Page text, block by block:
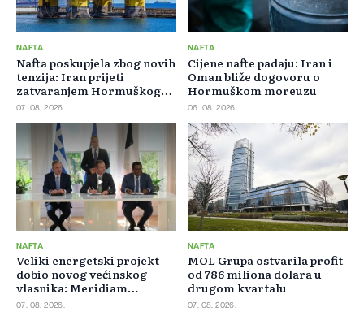
NAFTA
Nafta poskupjela zbog novih
tenzija: Iran prijeti
zatvaranjem Hormuškog
moreuza
07. 08. 2026.
NAFTA
Cijene nafte padaju: Iran i
Oman bliže dogovoru o
Hormuškom moreuzu
06. 08. 2026.
NAFTA
Veliki energetski projekt
dobio novog većinskog
vlasnika: Meridiam
preuzeo 66 posto GSI-ja
07. 08. 2026.
NAFTA
MOL Grupa ostvarila profit
od 786 miliona dolara u
drugom kvartalu
07. 08. 2026.